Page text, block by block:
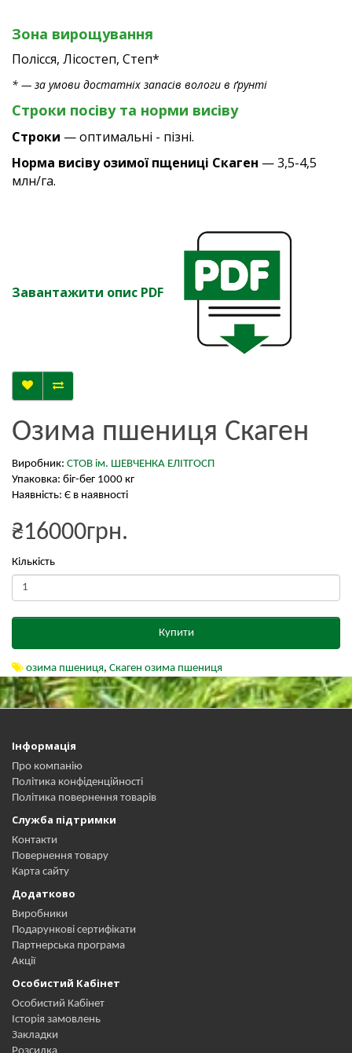
Зона вирощування
Полісся, Лісостеп, Степ*
* — за умови достатніх запасів вологи в ґрунті
Строки посіву та норми висіву
Строки — оптимальні - пізні.
Норма висіву озимої пщениці Скаген — 3,5-4,5
млн/га.
Завантажити опис PDF
Озима пшениця Скаген
Виробник: СТОВ ім. ШЕВЧЕНКА ЕЛІТГОСП
Упаковка: біг-бег 1000 кг
Наявність: Є в наявності
₴16000грн.
Кількість
Купити
озима пшениця, Скаген озима пшениця
Інформація
Про компанію
Політика конфіденційності
Політика повернення товарів
Служба підтримки
Контакти
Повернення товару
Карта сайту
Додатково
Виробники
Подарункові сертифікати
Партнерська програма
Акції
Особистий Кабінет
Особистий Кабінет
Історія замовлень
Закладки